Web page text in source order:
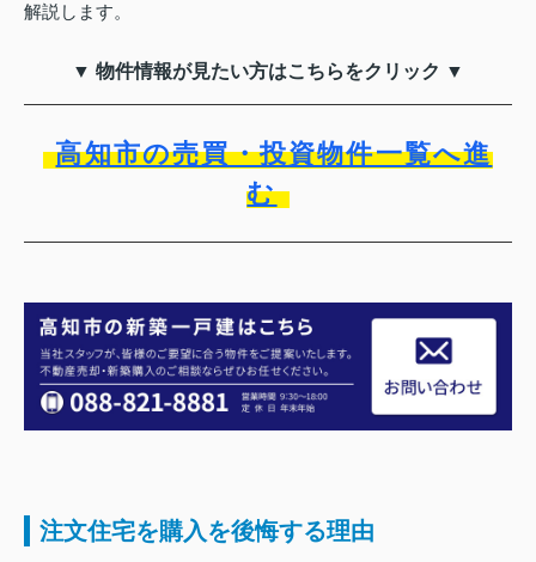
解説します。
▼ 物件情報が見たい方はこちらをクリック ▼
高知市の売買・投資物件一覧へ進
む
注文住宅を購入を後悔する理由